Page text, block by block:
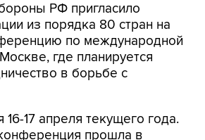
РФ пригласило
из порядка 80 стран на
по международной
где планируется
в борьбе с
16-17 апреля текущего года.
прошла в